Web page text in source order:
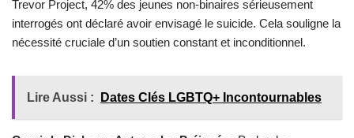
Trevor Project, 42% des jeunes non-binaires sérieusement
interrogés ont déclaré avoir envisagé le suicide. Cela souligne la
nécessité cruciale d’un soutien constant et inconditionnel.
Lire Aussi : Dates Clés LGBTQ+ Incontournables